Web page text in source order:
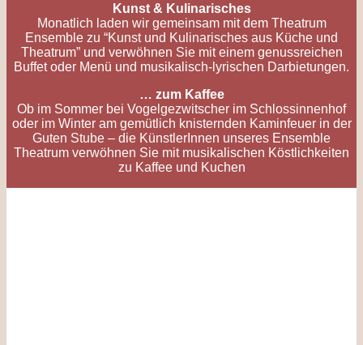
Kunst & Kulinarisches
Monatlich laden wir gemeinsam mit dem Theatrum
Ensemble zu “Kunst und Kulinarisches aus Küche und
Theatrum” und verwöhnen Sie mit einem genussreichen
Buffet oder Menü und musikalisch-lyrischen Darbietungen.
… zum Kaffee
Ob im Sommer bei Vogelgezwitscher im Schlossinnenhof
oder im Winter am gemütlich knisternden Kaminfeuer in der
Guten Stube – die KünstlerInnen unseres Ensemble
Theatrum verwöhnen Sie mit musikalischen Köstlichkeiten
zu Kaffee und Kuchen